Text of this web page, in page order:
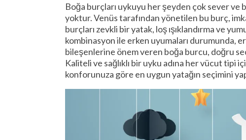
Boğa burçları uykuyu her şeyden çok sever ve
yoktur. Venüs tarafından yönetilen bu burç,
burçları zevkli bir yatak, loş ışıklandırma ve
kombinasyon ile erken uyumaları durumunda,
bileşenlerine önem veren boğa burcu, doğru
Kaliteli ve sağlıklı bir uyku adına her vücut tipi
konforunuza göre en uygun yatağın seçimini